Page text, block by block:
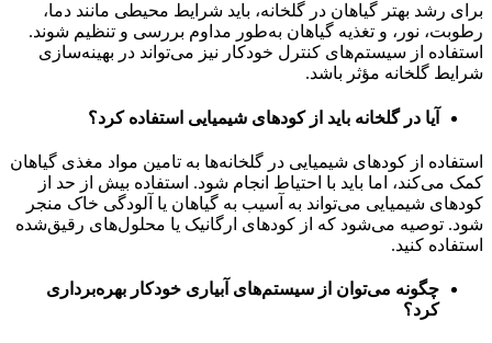
برای رشد بهتر گیاهان در گلخانه، باید شرایط محیطی مانند دما،
رطوبت، نور، و تغذیه گیاهان به‌طور مداوم بررسی و تنظیم شوند.
استفاده از سیستم‌های کنترل خودکار نیز می‌تواند در بهینه‌سازی
شرایط گلخانه مؤثر باشد.
آیا در گلخانه باید از کودهای شیمیایی استفاده کرد؟
استفاده از کودهای شیمیایی در گلخانه‌ها به تامین مواد مغذی گیاهان
کمک می‌کند، اما باید با احتیاط انجام شود. استفاده بیش از حد از
کودهای شیمیایی می‌تواند به آسیب به گیاهان یا آلودگی خاک منجر
شود. توصیه می‌شود که از کودهای ارگانیک یا محلول‌های رقیق‌شده
استفاده کنید.
چگونه می‌توان از سیستم‌های آبیاری خودکار بهره‌برداری
کرد؟